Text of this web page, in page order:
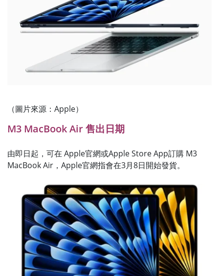
（圖片來源：Apple）
M3 MacBook Air 售出日期
由即日起，可在 Apple官網或Apple Store App訂購 M3
MacBook Air，Apple官網指會在3月8日開始發貨。